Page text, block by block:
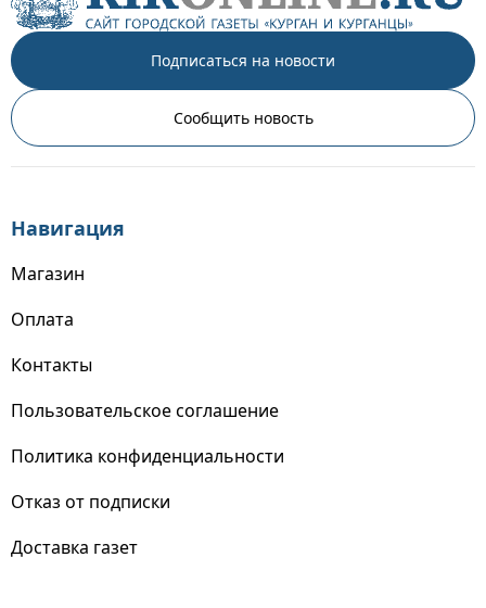
Подписаться на новости
Сообщить новость
Навигация
Магазин
Оплата
Контакты
Пользовательское соглашение
Политика конфиденциальности
Отказ от подписки
Доставка газет